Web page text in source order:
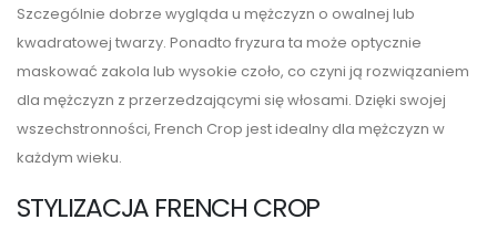
Szczególnie dobrze wygląda u mężczyzn o owalnej lub
kwadratowej twarzy. Ponadto fryzura ta może optycznie
maskować zakola lub wysokie czoło, co czyni ją rozwiązaniem
dla mężczyzn z przerzedzającymi się włosami. Dzięki swojej
wszechstronności, French Crop jest idealny dla mężczyzn w
każdym wieku.
STYLIZACJA FRENCH CROP